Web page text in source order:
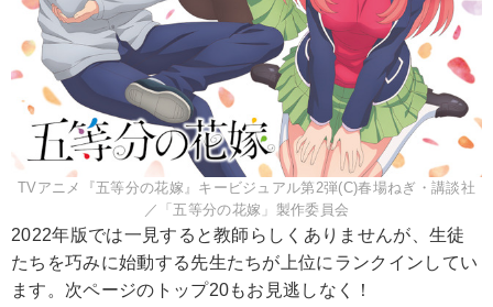
TVアニメ『五等分の花嫁』キービジュアル第2弾(C)春場ねぎ・講談社
／「五等分の花嫁」製作委員会
2022年版では一見すると教師らしくありませんが、生徒
たちを巧みに始動する先生たちが上位にランクインしてい
ます。次ページのトップ20もお見逃しなく！